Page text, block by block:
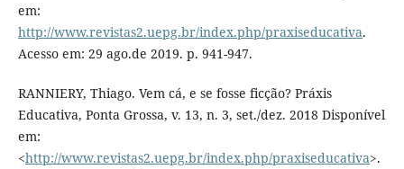
em:
http://www.revistas2.uepg.br/index.php/praxiseducativa.
Acesso em: 29 ago.de 2019. p. 941-947.
RANNIERY, Thiago. Vem cá, e se fosse ficção? Práxis
Educativa, Ponta Grossa, v. 13, n. 3, set./dez. 2018 Disponível
em:
<http://www.revistas2.uepg.br/index.php/praxiseducativa>.